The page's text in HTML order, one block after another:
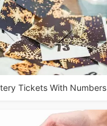
Tickets With Numbers